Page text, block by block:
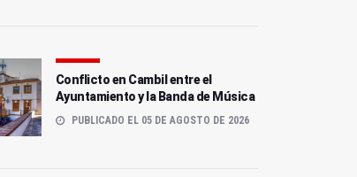
Conflicto en Cambil entre el
Ayuntamiento y la Banda de Música
PUBLICADO EL 05 DE AGOSTO DE 2026